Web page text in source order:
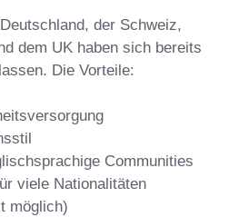
der Schweiz,
dem UK haben sich bereits
Die Vorteile:
Communities
viele Nationalitäten
möglich)